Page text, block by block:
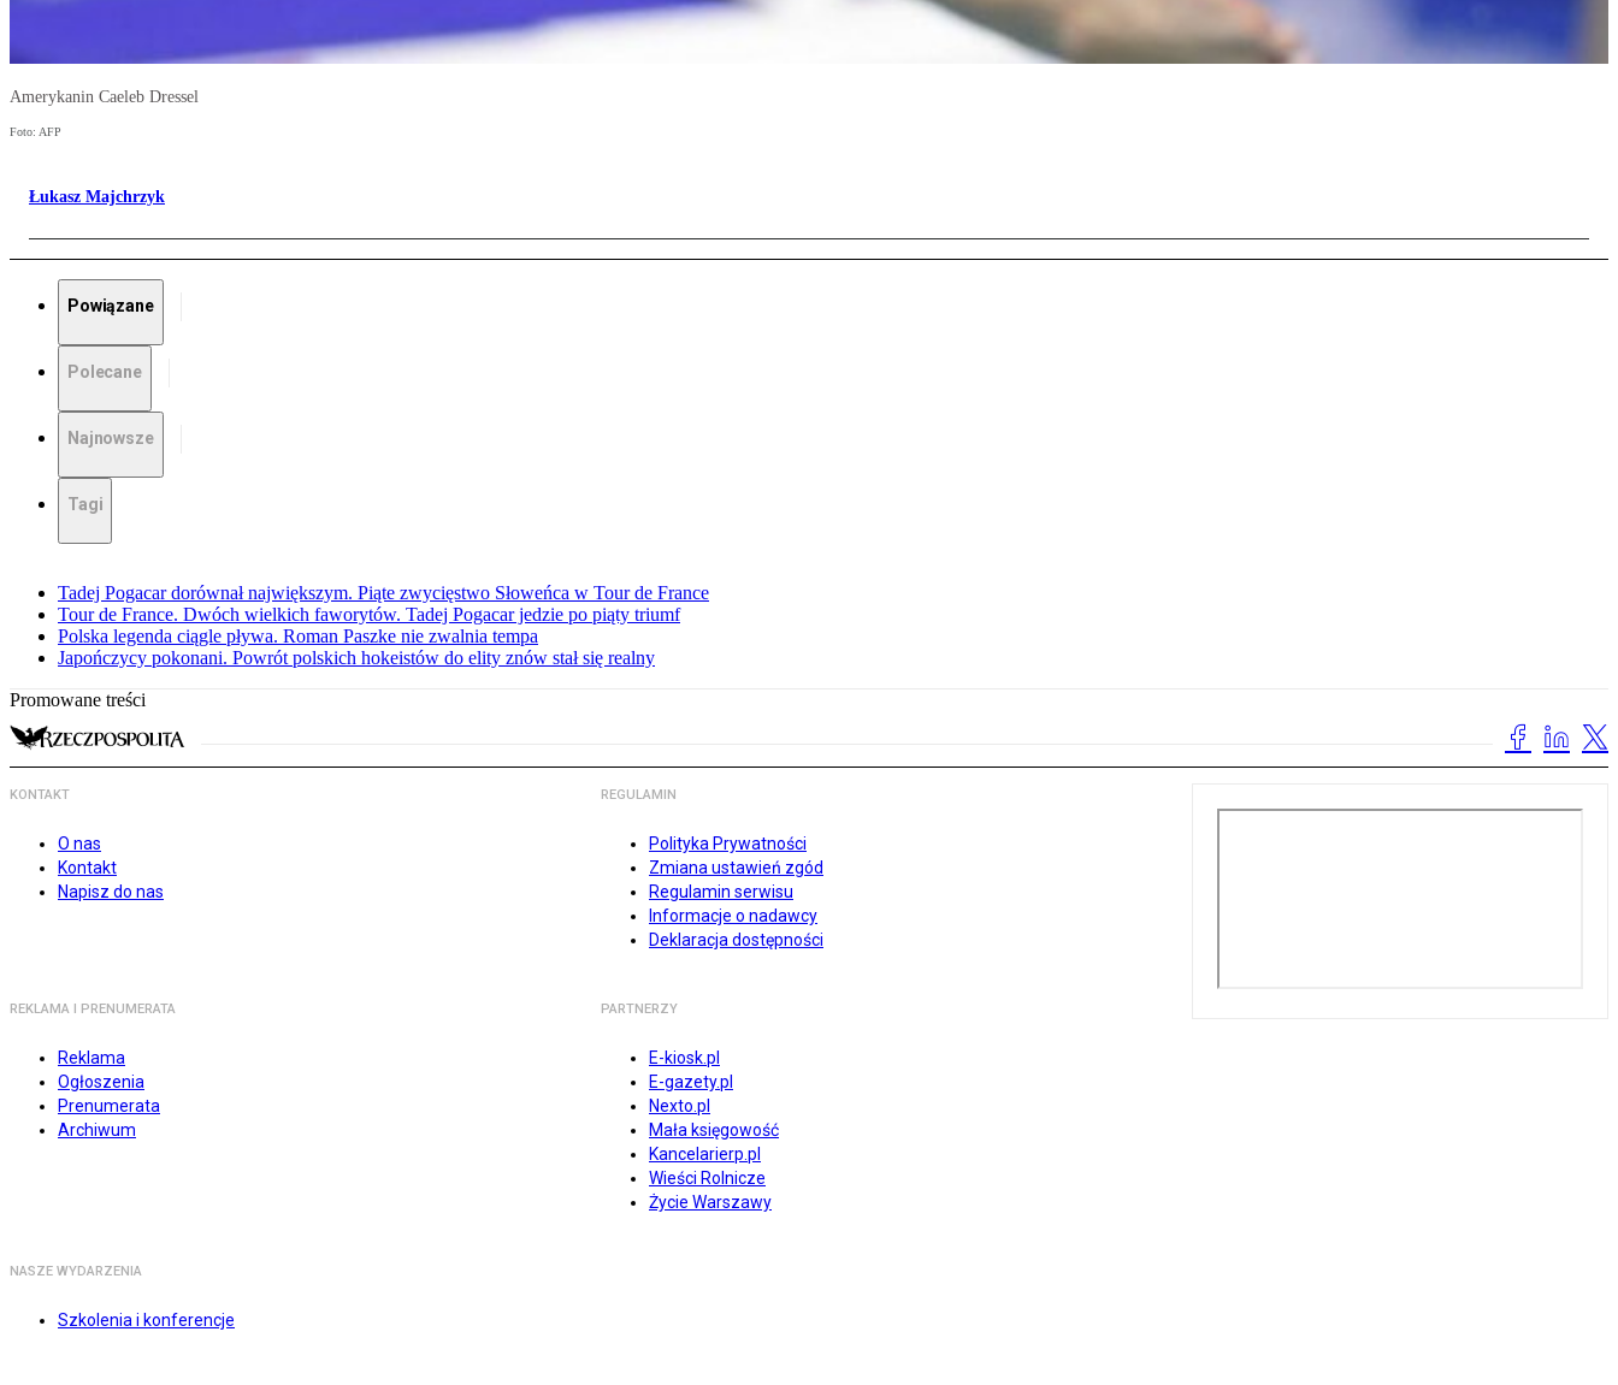
Amerykanin Caeleb Dressel
Foto: AFP
Łukasz Majchrzyk
Powiązane
Polecane
Najnowsze
Tagi
Tadej Pogacar dorównał największym. Piąte zwycięstwo Słoweńca w Tour de France
Tour de France. Dwóch wielkich faworytów. Tadej Pogacar jedzie po piąty triumf
Polska legenda ciągle pływa. Roman Paszke nie zwalnia tempa
Japończycy pokonani. Powrót polskich hokeistów do elity znów stał się realny
Promowane treści
KONTAKT
O nas
Kontakt
Napisz do nas
REGULAMIN
Polityka Prywatności
Zmiana ustawień zgód
Regulamin serwisu
Informacje o nadawcy
Deklaracja dostępności
REKLAMA I PRENUMERATA
Reklama
Ogłoszenia
Prenumerata
Archiwum
PARTNERZY
E-kiosk.pl
E-gazety.pl
Nexto.pl
Mała księgowość
Kancelarierp.pl
Wieści Rolnicze
Życie Warszawy
NASZE WYDARZENIA
Szkolenia i konferencje